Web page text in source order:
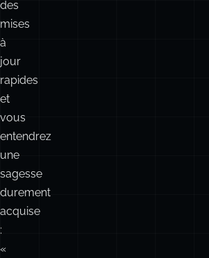
des
mises
à
jour
rapides
et
vous
entendrez
une
sagesse
durement
acquise
:
«